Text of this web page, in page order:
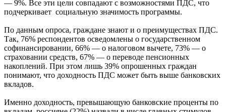
— 9%. Все эти цели совпадают с возможностями ПДС, что
подчеркивает социальную значимость программы.
По данным опроса, граждане знают и о преимуществах ПДС.
Так, 76% респондентов осведомлены о государственном
софинансировании, 66% — о налоговом вычете, 73% — о
страховании средств, 67% — о переводе пенсионных
накоплений. При этом лишь 39% опрошенных граждан
понимают, что доходность ПДС может быть выше банковских
вкладов.
Именно доходность, превышающую банковские проценты по